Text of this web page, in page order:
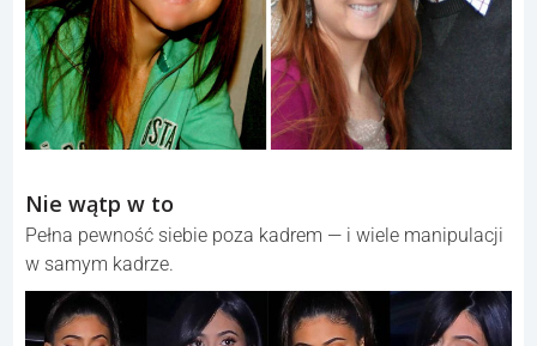
Nie wątp w to
Pełna pewność siebie poza kadrem — i wiele manipulacji
w samym kadrze.